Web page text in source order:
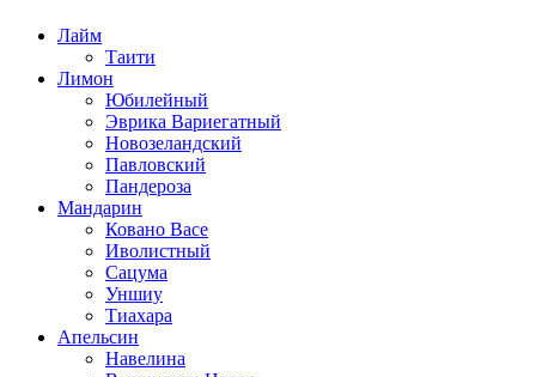
Лайм
Таити
Лимон
Юбилейный
Эврика Вариегатный
Новозеландский
Павловский
Пандероза
Мандарин
Ковано Васе
Иволистный
Сацума
Уншиу
Тиахара
Апельсин
Навелина